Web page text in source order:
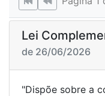
Lei
de 26/06/2026
"Dispõe sobre a